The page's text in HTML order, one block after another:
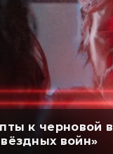
к черновой
войн»